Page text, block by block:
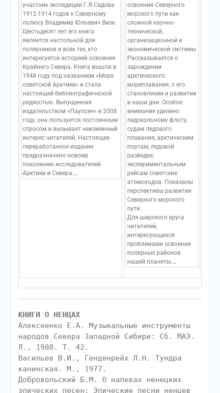
участник экспедиции Г.Я.Седова
1912-1914 годов к Северному
полюсу Владимир Юльевич Визе.
Шестьдесят лет его книга
является настольной для
полярников и всех тех, кто
интересуется историей освоения
Крайнего Севера. Книга вышла в
1948 году под названием «Моря
советской Арктики» и стала
настоящей библиографической
редкостью. Выпущенная
издательством «Паулсен» в 2008
году, она пользуется постоянным
спросом и вызывает неизменный
интерес читателей. Настоящее
переработанное издание
предназначено новому
поколению исследователей
Арктики и Севера.…
освоения Северного
морского пути как
сложной научно-
технической,
организационной и
экономической системы.
Рассказывается о
зарождении
арктического
мореплавания, о его
становлении и развитии
в наши дни. Особое
внимание уделено
ледокольному флоту,
судам ледового
плавания, арктическим
портам, ледовой
разведке,
экспериментальным
рейсам советских
атомоходов. Показаны
перспективы развития
Северного морского
пути.
Для широкого круга
читателей,
интересующихся
проблемами освоения
полярных районов
нашей планеты.…
КНИГИ О НЕНЦАХ
Алексеенко Е.А. Музыкальные инструменты
народов Севера Западной Сибири: Сб. МАЭ.
Л., 1988. Т. 42.
Васильев В.И., Генденрейх Л.Н. Тундра
канинская. М., 1977.
Добровольский Б.М. О напевах ненецких
эпических песен: Эпические песни ненцев